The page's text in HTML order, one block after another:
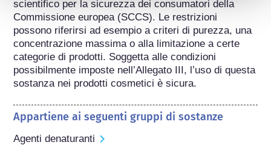
scientifico per la sicurezza dei consumatori della
Commissione europea (SCCS). Le restrizioni
possono riferirsi ad esempio a criteri di purezza, una
concentrazione massima o alla limitazione a certe
categorie di prodotti. Soggetta alle condizioni
possibilmente imposte nell’Allegato III, l’uso di questa
sostanza nei prodotti cosmetici è sicura.
Appartiene ai seguenti gruppi di sostanze
Agenti denaturanti